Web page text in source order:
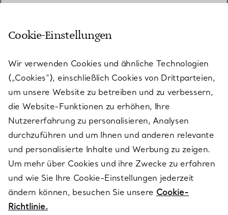
KUNDENSERVICE
SERVICES
ÜBER TIFFANY & CO.
RECHTLICHE HINWEISE
FOLGEN SIE UNS
Cookie-Einstellungen
Wir verwenden Cookies und ähnliche Technologien
(„Cookies“), einschließlich Cookies von Drittparteien,
um unsere Website zu betreiben und zu verbessern,
die Website-Funktionen zu erhöhen, Ihre
Nutzererfahrung zu personalisieren, Analysen
durchzuführen und um Ihnen und anderen relevante
und personalisierte Inhalte und Werbung zu zeigen.
Um mehr über Cookies und ihre Zwecke zu erfahren
und wie Sie Ihre Cookie-Einstellungen jederzeit
ändern können, besuchen Sie unsere Cookie-
Richtlinie.